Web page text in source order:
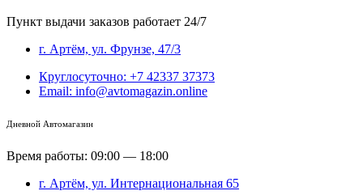
Пункт выдачи заказов работает 24/7
г. Артём, ул. Фрунзе, 47/3
Круглосуточно: +7 42337 37373
Email: info@avtomagazin.online
Дневной Автомагазин
Время работы: 09:00 — 18:00
г. Артём, ул. Интернациональная 65